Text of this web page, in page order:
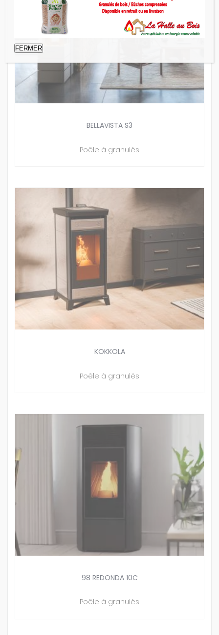
BELLAVISTA S3
Poêle à granulés
KOKKOLA
Poêle à granulés
98 REDONDA 10C
Poêle à granulés
FERMER